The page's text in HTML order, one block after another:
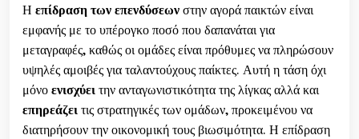
Η επίδραση των επενδύσεωνστην αγορά παικτών είναι
εμφανής με το υπέρογκο ποσό που δαπανάται για
μεταγραφές, καθώς οι ομάδες είναι πρόθυμες να πληρώσουν
υψηλές αμοιβές για ταλαντούχους παίκτες. Αυτή η τάση όχι
μόνοενισχύει την ανταγωνιστικότητα της λίγκας αλλά και
επηρεάζει τις στρατηγικές των ομάδων, προκειμένου να
διατηρήσουν την οικονομική τους βιωσιμότητα. Η επίδραση